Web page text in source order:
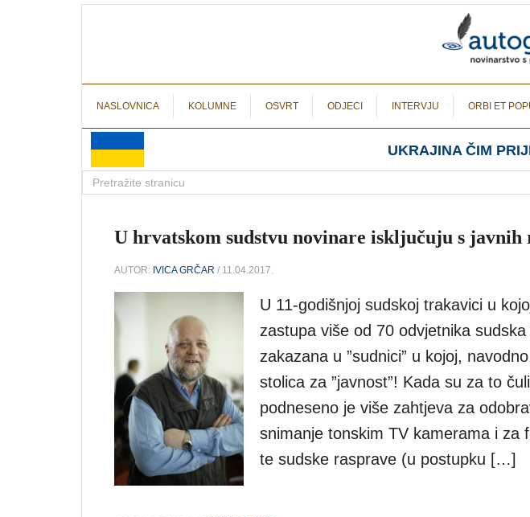
NASLOVNICA KOLUMNE OSVRT ODJECI INTERVJU ORBI ET
UKRAJINA ČIM
U hrvatskom sudstvu novinare isključuju s javnih
AUTOR: IVICA GRČAR / 11.04.2017.
U 11-godišnjoj sudskoj trakavici u
zastupa više od 70 odvjetnika
zakazana u ”sudnici” u kojoj,
stolica za ”javnost”! Kada su za to
podneseno je više zahtjeva za
snimanje tonskim TV kamerama i za
te sudske rasprave (u postupku […]